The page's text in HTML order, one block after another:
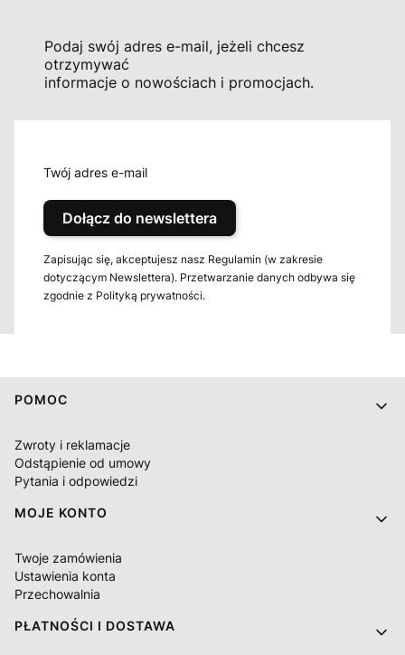
Podaj swój adres e-mail, jeżeli chcesz
otrzymywać
informacje o nowościach i promocjach.
Twój adres e-mail
Dołącz do newslettera
Zapisując się, akceptujesz nasz Regulamin (w zakresie
dotyczącym Newslettera). Przetwarzanie danych odbywa się
zgodnie z Polityką prywatności.
Linki w stopce
POMOC
Zwroty i reklamacje
Odstąpienie od umowy
Pytania i odpowiedzi
MOJE KONTO
Twoje zamówienia
Ustawienia konta
Przechowalnia
PŁATNOŚCI I DOSTAWA